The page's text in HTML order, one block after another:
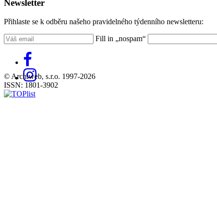
Newsletter
Přihlaste se k odběru našeho pravidelného týdenního newsletteru:
Fill in „nospam“
© Archiweb, s.r.o. 1997-2026
ISSN: 1801-3902